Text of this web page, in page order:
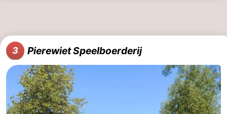
Forum
Route
Parkeren
Reisboekenwinkel
3 Pierewiet Speelboerderij